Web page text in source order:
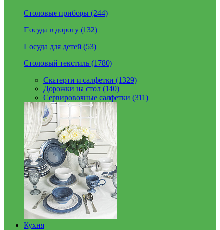
Столовые приборы (244)
Посуда в дорогу (132)
Посуда для детей (53)
Столовый текстиль (1780)
Скатерти и салфетки (1329)
Дорожки на стол (140)
Сервировочные салфетки (311)
Кухня